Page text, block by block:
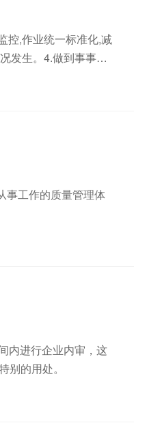
控,作业统一标准化,减
发生。4.做到事事有
认清内外环境,制订有
事工作的质量管理体
内进行企业内审，这
的用处。